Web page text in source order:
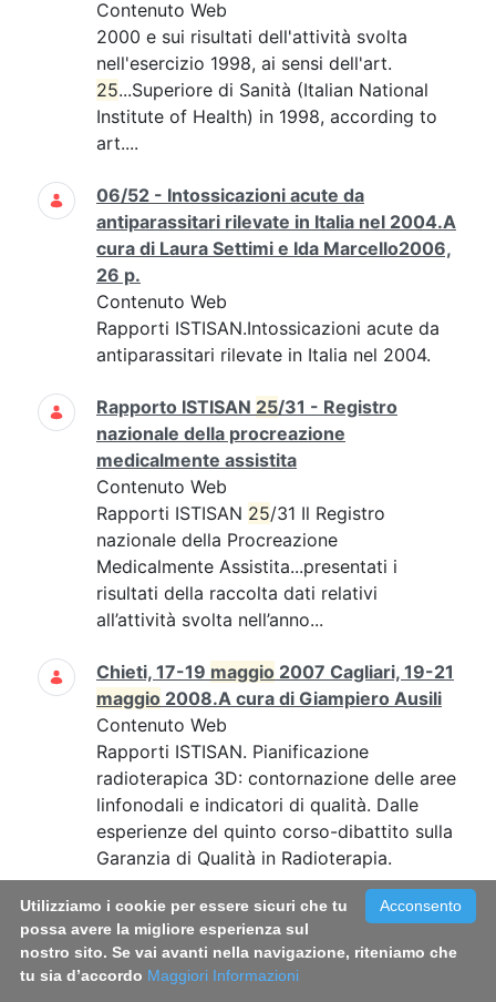
Contenuto Web
2000 e sui risultati dell'attività svolta
nell'esercizio 1998, ai sensi dell'art.
25...Superiore di Sanità (Italian National
Institute of Health) in 1998, according to
art....
06/52 - Intossicazioni acute da
antiparassitari rilevate in Italia nel 2004.A
cura di Laura Settimi e Ida Marcello2006,
26 p.
Contenuto Web
Rapporti ISTISAN.Intossicazioni acute da
antiparassitari rilevate in Italia nel 2004.
Rapporto ISTISAN 25/31 - Registro
nazionale della procreazione
medicalmente assistita
Contenuto Web
Rapporti ISTISAN 25/31 Il Registro
nazionale della Procreazione
Medicalmente Assistita...presentati i
risultati della raccolta dati relativi
all’attività svolta nell’anno...
Chieti, 17-19 maggio 2007 Cagliari, 19-21
maggio 2008.A cura di Giampiero Ausili
Contenuto Web
Rapporti ISTISAN. Pianificazione
radioterapica 3D: contornazione delle aree
linfonodali e indicatori di qualità. Dalle
esperienze del quinto corso-dibattito sulla
Garanzia di Qualità in Radioterapia.
Rapporto ISTISAN 21/14 - Italian Blood
System 2020: activity data,
haemovigilance and epidemiological
surveillance. Liviana Catalano, Vanessa
Acconsento
Utilizziamo i cookie per essere sicuri che tu
possa avere la migliore esperienza sul
nostro sito. Se vai avanti nella navigazione, riteniamo che
tu sia d’accordo Maggiori Informazioni